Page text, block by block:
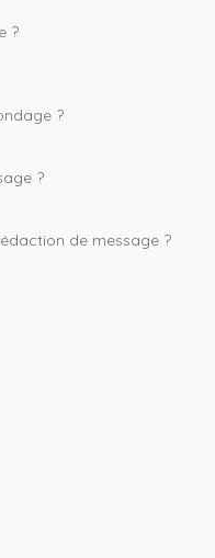
?
?
?
de message ?